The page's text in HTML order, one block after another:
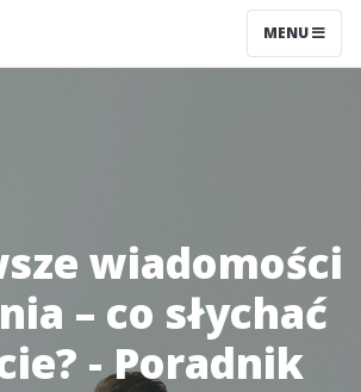
MENU
wiadomości
– co słychać
- Poradnik